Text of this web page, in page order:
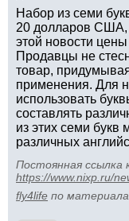
Набор из семи
20 долларов США,
этой новости
Продавцы не
товар,
применения. Для
использовать
составлять
из этих семи букв
различных
Постоянная ссылка
https://www.nixp.ru/
fly4life по